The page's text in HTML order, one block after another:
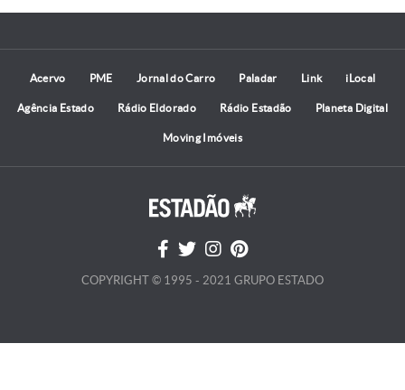
Acervo PME Jornal do Carro Paladar Link iLocal
Agência Estado Rádio Eldorado Rádio Estadão Planeta Digital
Moving Imóveis
COPYRIGHT © 1995 - 2021 GRUPO ESTADO